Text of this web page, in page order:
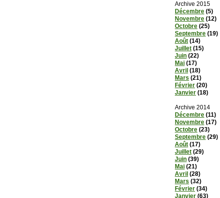
Archive 2015
Décembre (5)
Novembre (12)
Octobre (25)
Septembre (19)
Août (14)
Juillet (15)
Juin (22)
Mai (17)
Avril (18)
Mars (21)
Février (20)
Janvier (18)
Archive 2014
Décembre (11)
Novembre (17)
Octobre (23)
Septembre (29)
Août (17)
Juillet (29)
Juin (39)
Mai (21)
Avril (28)
Mars (32)
Février (34)
Janvier (63)